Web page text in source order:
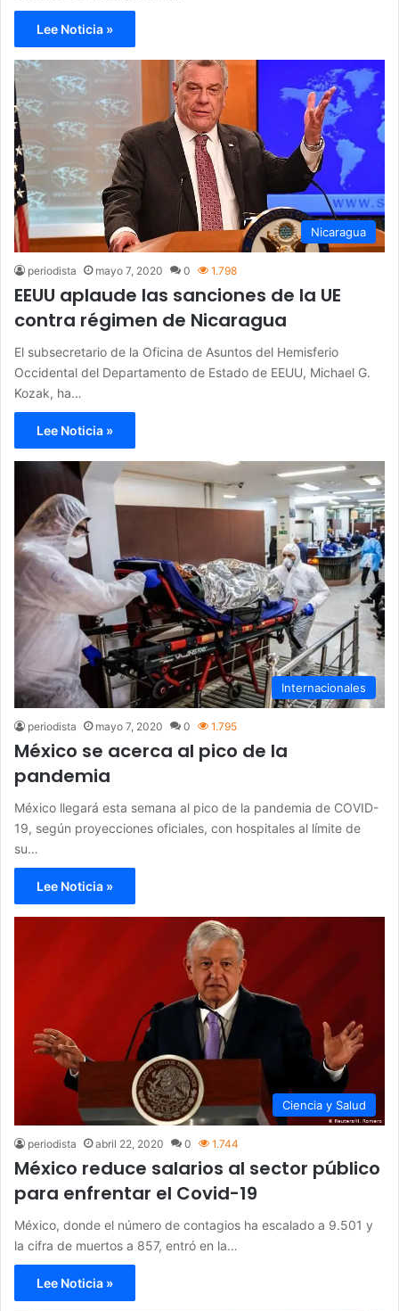
Lee Noticia »
Nicaragua
periodista mayo 7, 2020 0 1.798
EEUU aplaude las sanciones de la UE
contra régimen de Nicaragua
El subsecretario de la Oficina de Asuntos del Hemisferio
Occidental del Departamento de Estado de EEUU, Michael G.
Kozak, ha…
Lee Noticia »
Internacionales
periodista mayo 7, 2020 0 1.795
México se acerca al pico de la
pandemia
México llegará esta semana al pico de la pandemia de COVID-
19, según proyecciones oficiales, con hospitales al límite de
su…
Lee Noticia »
Ciencia y Salud
periodista abril 22, 2020 0 1.744
México reduce salarios al sector público
para enfrentar el Covid-19
México, donde el número de contagios ha escalado a 9.501 y
la cifra de muertos a 857, entró en la…
Lee Noticia »